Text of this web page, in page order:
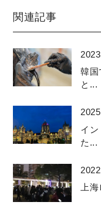
関連記事
韓国
と...
イン
た...
上